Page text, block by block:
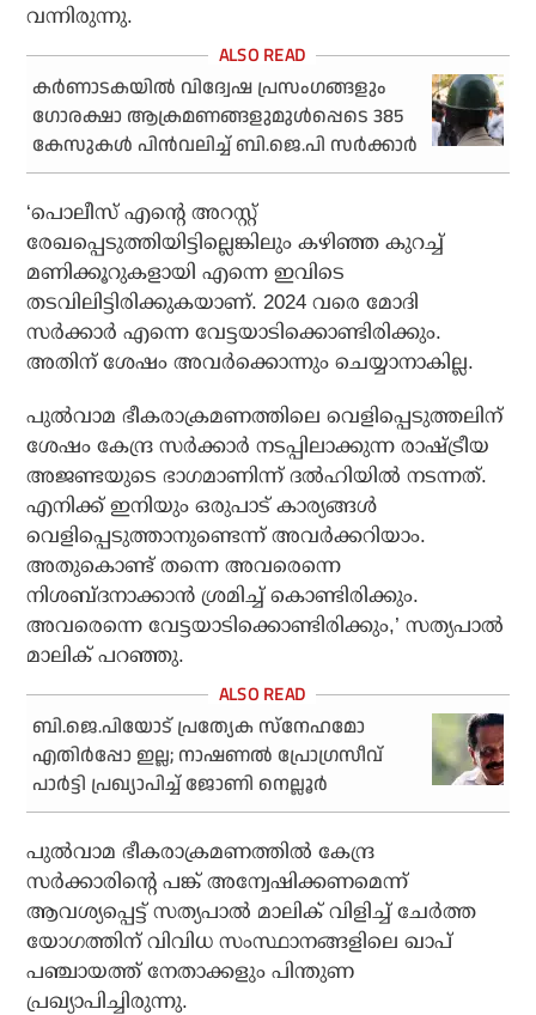
വന്നിരുന്നു.
കര്‍ണാടകയില്‍ വിദ്വേഷ പ്രസംഗങ്ങളും
ഗോരക്ഷാ ആക്രമണങ്ങളുമുള്‍പ്പെടെ 385
കേസുകള്‍ പിന്‍വലിച്ച് ബി.ജെ.പി സര്‍ക്കാര്‍
‘പൊലീസ് എന്റെ അറസ്റ്റ്
രേഖപ്പെടുത്തിയിട്ടില്ലെങ്കിലും കഴിഞ്ഞ കുറച്ച്
മണിക്കൂറുകളായി എന്നെ ഇവിടെ
തടവിലിട്ടിരിക്കുകയാണ്. 2024 വരെ മോദി
സര്‍ക്കാര്‍ എന്നെ വേട്ടയാടിക്കൊണ്ടിരിക്കും.
അതിന് ശേഷം അവര്‍ക്കൊന്നും ചെയ്യാനാകില്ല.
പുല്‍വാമ ഭീകരാക്രമണത്തിലെ വെളിപ്പെടുത്തലിന്
ശേഷം കേന്ദ്ര സര്‍ക്കാര്‍ നടപ്പിലാക്കുന്ന രാഷ്ട്രീയ
അജണ്ടയുടെ ഭാഗമാണിന്ന് ദല്‍ഹിയില്‍ നടന്നത്.
എനിക്ക് ഇനിയും ഒരുപാട് കാര്യങ്ങള്‍
വെളിപ്പെടുത്താനുണ്ടെന്ന് അവര്‍ക്കറിയാം.
അതുകൊണ്ട് തന്നെ അവരെന്നെ
നിശബ്ദനാക്കാന്‍ ശ്രമിച്ച് കൊണ്ടിരിക്കും.
അവരെന്നെ വേട്ടയാടിക്കൊണ്ടിരിക്കും,’ സത്യപാല്‍
മാലിക് പറഞ്ഞു.
ബി.ജെ.പിയോട് പ്രത്യേക സ്‌നേഹമോ
എതിര്‍പ്പോ ഇല്ല; നാഷണല്‍ പ്രോഗ്രസീവ്
പാര്‍ട്ടി പ്രഖ്യാപിച്ച് ജോണി നെല്ലൂര്‍
പുല്‍വാമ ഭീകരാക്രമണത്തില്‍ കേന്ദ്ര
സര്‍ക്കാരിന്റെ പങ്ക് അന്വേഷിക്കണമെന്ന്
ആവശ്യപ്പെട്ട് സത്യപാല്‍ മാലിക് വിളിച്ച് ചേര്‍ത്ത
യോഗത്തിന് വിവിധ സംസ്ഥാനങ്ങളിലെ ഖാപ്
പഞ്ചായത്ത് നേതാക്കളും പിന്തുണ
പ്രഖ്യാപിച്ചിരുന്നു.